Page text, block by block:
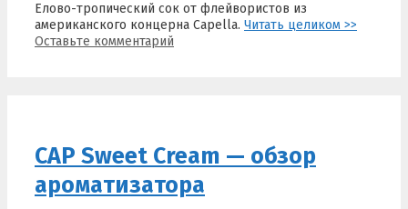
Елово-тропический сок от флейвористов из
американского концерна Capella. Читать целиком >>
Оставьте комментарий
CAP Sweet Cream — обзор
ароматизатора